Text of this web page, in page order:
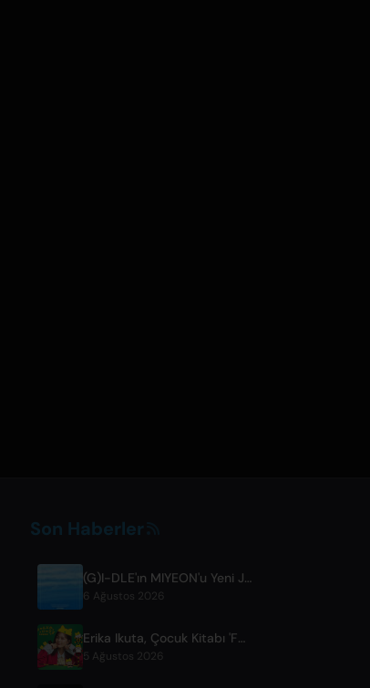
Son Haberler
(G)I-DLE'ın MIYEON'u Yeni Japonca Dijital Single'ı 'RUN AWAY'ı Yayınlayacak
6 Ağustos 2026
Erika Ikuta, Çocuk Kitabı 'Fumikiri Neko' İçin Yeni Teklisi 'Nyantokanyaruru'yu Yayınladı
5 Ağustos 2026